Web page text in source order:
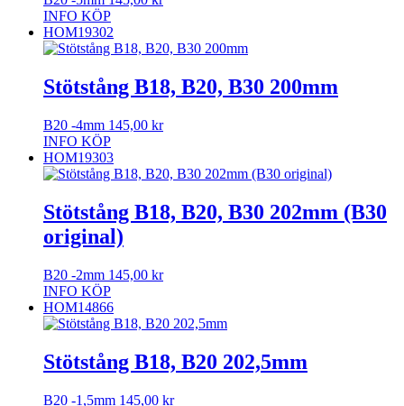
INFO KÖP
HOM19302
Stötstång B18, B20, B30 200mm
B20 -4mm 145,00 kr
INFO KÖP
HOM19303
Stötstång B18, B20, B30 202mm (B30
original)
B20 -2mm 145,00 kr
INFO KÖP
HOM14866
Stötstång B18, B20 202,5mm
B20 -1,5mm 145,00 kr